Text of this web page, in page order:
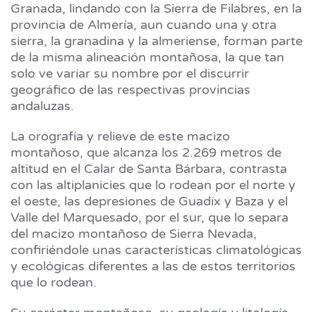
Granada, lindando con la Sierra de Filabres, en la
provincia de Almería, aun cuando una y otra
sierra, la granadina y la almeriense, forman parte
de la misma alineación montañosa, la que tan
solo ve variar su nombre por el discurrir
geográfico de las respectivas provincias
andaluzas.
La orografía y relieve de este macizo
montañoso, que alcanza los 2.269 metros de
altitud en el Calar de Santa Bárbara, contrasta
con las altiplanicies que lo rodean por el norte y
el oeste, las depresiones de Guadix y Baza y el
Valle del Marquesado, por el sur, que lo separa
del macizo montañoso de Sierra Nevada,
confiriéndole unas características climatológicas
y ecológicas diferentes a las de estos territorios
que lo rodean.